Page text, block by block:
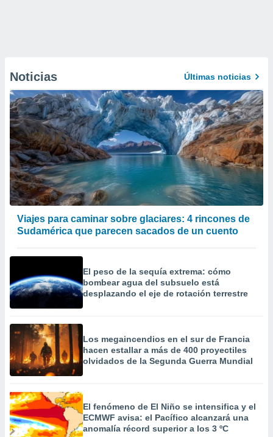
Noticias Últimas noticias
Viajes para caminar sobre glaciares: 4 rincones de
Sudamérica que parecen sacados de un cuento
El peso de la sequía extrema: cómo
bombear agua del subsuelo está
desplazando el eje de rotación terrestre
Los megaincendios en el sur de Francia
hacen estallar a más de 400 proyectiles
olvidados de la Segunda Guerra Mundial
El fenómeno de El Niño se intensifica y el
ECMWF avisa: el Pacífico alcanzará una
anomalía récord superior a los 3 ºC